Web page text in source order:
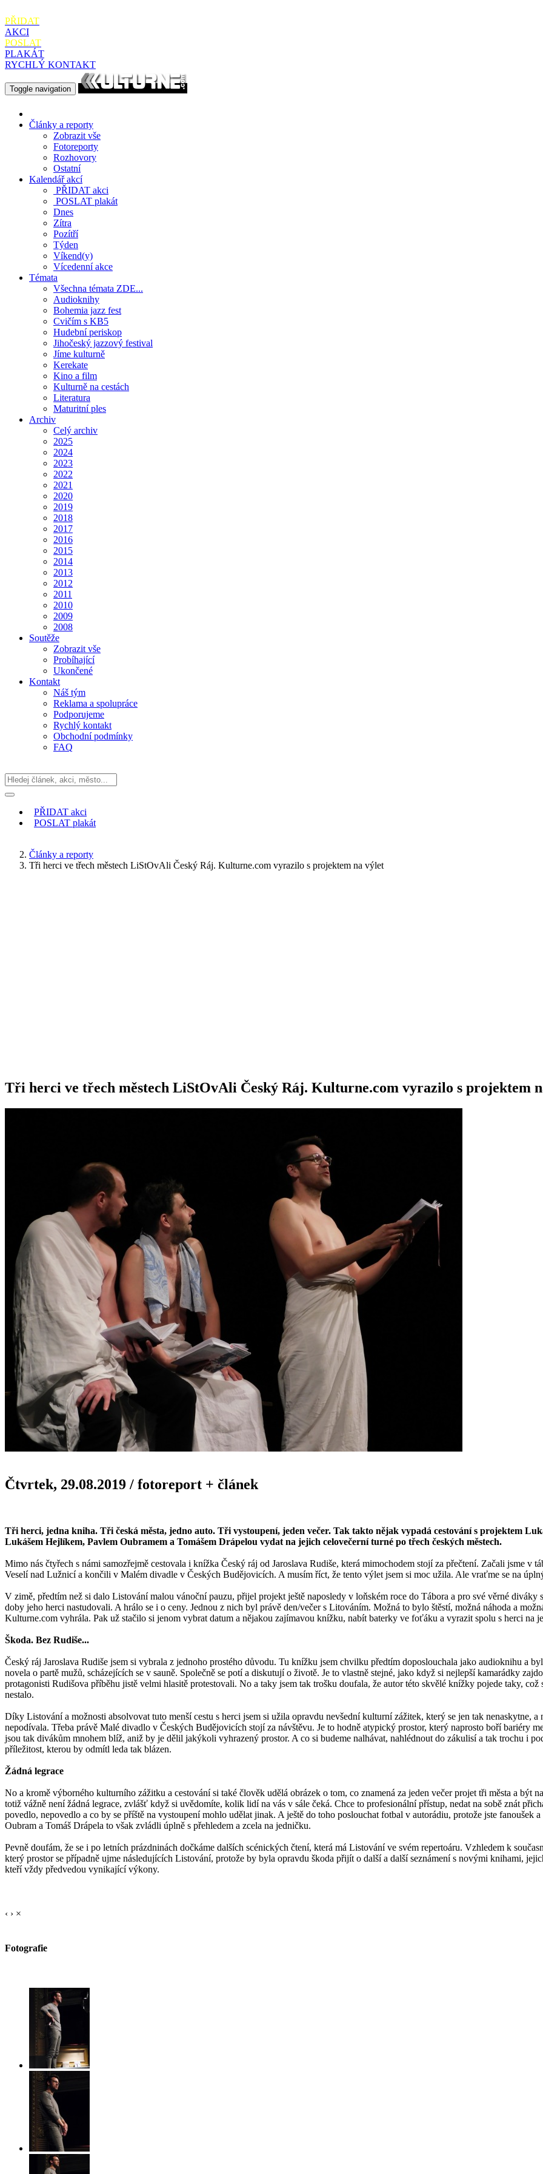
PŘIDAT
AKCI
POSLAT
PLAKÁT
RYCHLÝ KONTAKT
Toggle navigation
Články a reporty
Zobrazit vše
Fotoreporty
Rozhovory
Ostatní
Kalendář akcí
PŘIDAT akci
POSLAT plakát
Dnes
Zítra
Pozítří
Týden
Víkend(y)
Vícedenní akce
Témata
Všechna témata ZDE...
Audioknihy
Bohemia jazz fest
Cvičím s KB5
Hudební periskop
Jihočeský jazzový festival
Jíme kulturně
Kerekate
Kino a film
Kulturně na cestách
Literatura
Maturitní ples
Archiv
Celý archiv
2025
2024
2023
2022
2021
2020
2019
2018
2017
2016
2015
2014
2013
2012
2011
2010
2009
2008
Soutěže
Zobrazit vše
Probíhající
Ukončené
Kontakt
Náš tým
Reklama a spolupráce
Podporujeme
Rychlý kontakt
Obchodní podmínky
FAQ
PŘIDAT akci
POSLAT plakát
Články a reporty
Tři herci ve třech městech LiStOvAli Český Ráj. Kulturne.com vyrazilo s projektem na výlet
Tři herci ve třech městech LiStOvAli Český Ráj. Kulturne.com vyrazilo s projektem
Čtvrtek, 29.08.2019 / fotoreport + článek
Tři herci, jedna kniha. Tři česká města, jedno auto. Tři vystoupení, jeden večer. Tak takto nějak vypadá cestování s projektem
Lukášem Hejlíkem, Pavlem Oubramem a Tomášem Drápelou vydat na jejich celovečerní turné po třech českých městech.
Mimo nás čtyřech s námi samozřejmě cestovala i knížka Český ráj od Jaroslava Rudiše, která mimochodem stojí za přečtení. Začali jsme
Veselí nad Lužnicí a končili v Malém divadle v Českých Budějovicích. A musím říct, že tento výlet jsem si moc užila. Ale vraťme se na
V zimě, předtím než si dalo Listování malou vánoční pauzu, přijel projekt ještě naposledy v loňském roce do Tábora a pro své věrné
doby jeho herci nastudovali. A hrálo se i o ceny. Jednou z nich byl právě den/večer s Litováním. Možná to bylo štěstí, možná náhoda a
Kulturne.com vyhrála. Pak už stačilo si jenom vybrat datum a nějakou zajímavou knížku, nabít baterky ve foťáku a vyrazit spolu s herci na
Škoda. Bez Rudiše...
Český ráj Jaroslava Rudiše jsem si vybrala z jednoho prostého důvodu. Tu knížku jsem chvilku předtím doposlouchala jako audioknihu a
novela o partě mužů, scházejících se v sauně. Společně se potí a diskutují o životě. Je to vlastně stejné, jako když si nejlepší kamarádky
protagonisti Rudišova příběhu jistě velmi hlasitě protestovali. No a taky jsem tak trošku doufala, že autor této skvělé knížky pojede taky,
nestalo.
Díky Listování a možnosti absolvovat tuto menší cestu s herci jsem si užila opravdu nevšední kulturní zážitek, který se jen tak nenaskytne,
nepodívala. Třeba právě Malé divadlo v Českých Budějovicích stojí za návštěvu. Je to hodně atypický prostor, který naprosto boří bariéry
jsou tak divákům mnohem blíž, aniž by je dělil jakýkoli vyhrazený prostor. A co si budeme nalhávat, nahlédnout do zákulisí a tak trochu i
příležitost, kterou by odmítl leda tak blázen.
Žádná legrace
No a kromě výborného kulturního zážitku a cestování si také člověk udělá obrázek o tom, co znamená za jeden večer projet tři města a být
totiž vážně není žádná legrace, zvlášť když si uvědomíte, kolik lidí na vás v sále čeká. Chce to profesionální přístup, nedat na sobě znát
povedlo, nepovedlo a co by se příště na vystoupení mohlo udělat jinak. A ještě do toho poslouchat fotbal v autorádiu, protože jste
Oubram a Tomáš Drápela to však zvládli úplně s přehledem a zcela na jedničku.
Pevně doufám, že se i po letních prázdninách dočkáme dalších scénických čtení, která má Listování ve svém repertoáru. Vzhledem k
který prostor se případně ujme následujících Listování, protože by byla opravdu škoda přijít o další a další seznámení s novými knihami,
kteří vždy předvedou vynikající výkony.
‹ › ×
Fotografie